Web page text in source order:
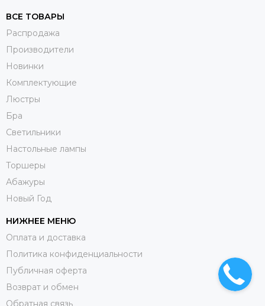
ВСЕ ТОВАРЫ
Распродажа
Производители
Новинки
Комплектующие
Люстры
Бра
Светильники
Настольные лампы
Торшеры
Абажуры
Новый Год
НИЖНЕЕ МЕНЮ
Оплата и доставка
Политика конфиденциальности
Публичная оферта
Возврат и обмен
Обратная связь